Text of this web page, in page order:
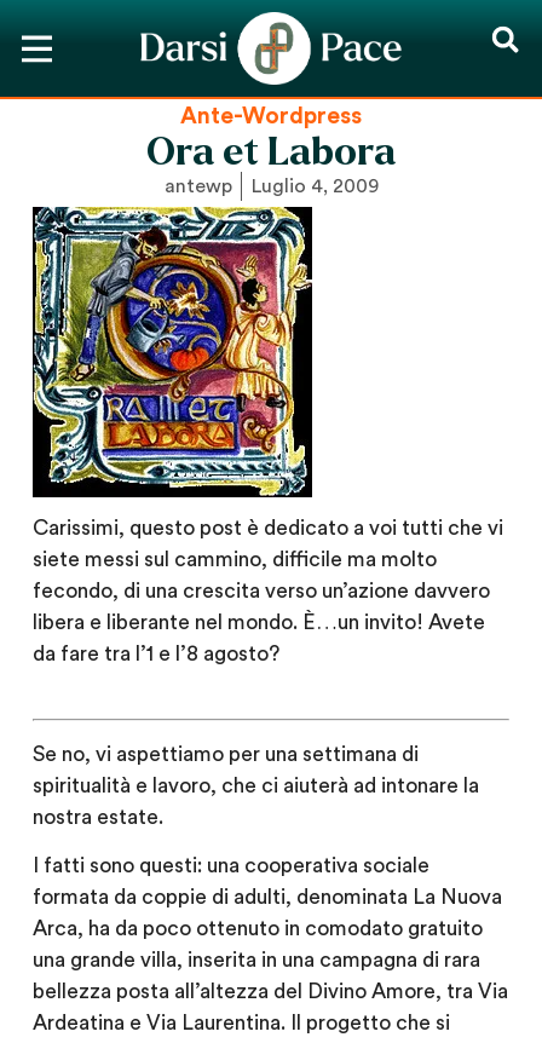
Ante-Wordpress
Ora et Labora
antewp Luglio 4, 2009
Carissimi, questo post è dedicato a voi tutti che vi
siete messi sul cammino, difficile ma molto
fecondo, di una crescita verso un’azione davvero
libera e liberante nel mondo. È…un invito! Avete
da fare tra l’1 e l’8 agosto?
Se no, vi aspettiamo per una settimana di
spiritualità e lavoro, che ci aiuterà ad intonare la
nostra estate.
I fatti sono questi: una cooperativa sociale
formata da coppie di adulti, denominata La Nuova
Arca, ha da poco ottenuto in comodato gratuito
una grande villa, inserita in una campagna di rara
bellezza posta all’altezza del Divino Amore, tra Via
Ardeatina e Via Laurentina. Il progetto che si